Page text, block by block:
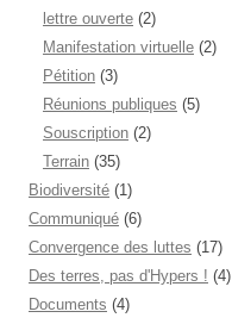
lettre ouverte (2)
Manifestation virtuelle (2)
Pétition (3)
Réunions publiques (5)
Souscription (2)
Terrain (35)
Biodiversité (1)
Communiqué (6)
Convergence des luttes (17)
Des terres, pas d'Hypers ! (4)
Documents (4)